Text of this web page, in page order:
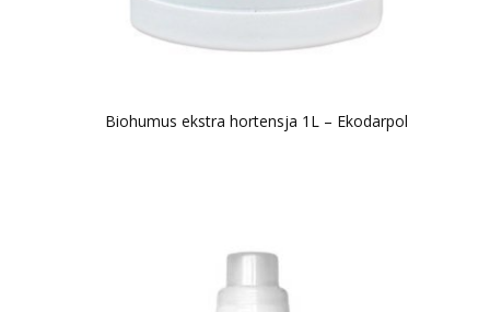
Biohumus ekstra hortensja 1L – Ekodarpol